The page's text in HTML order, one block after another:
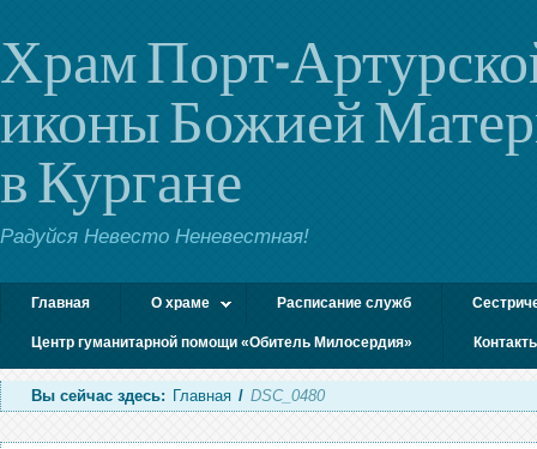
Храм Порт-
иконы Божией
в Кургане
Радуйся Невесто Неневестная!
Главная О храме Расписание служб
Центр гуманитарной помощи «Обитель Милосердия»
Вы сейчас здесь: Главная / DSC_0480